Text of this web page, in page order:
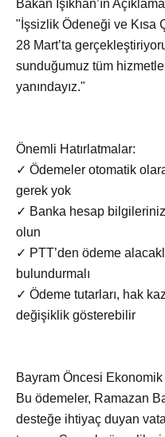
Bakan Işıkhan’ın
"İşsizlik Ödeneği ve Kısa
28 Mart’ta
sunduğumuz tüm
yanındayız."
Önemli Hatırlatmalar:
✓ Ödemeler otomatik
gerek yok
✓ Banka hesap
olun
✓ PTT’den ödeme
bulundurmalı
✓ Ödeme tutarları, hak
değişiklik gösterebilir
Bayram Öncesi
Bu ödemeler, Ramazan
desteğe ihtiyaç duyan